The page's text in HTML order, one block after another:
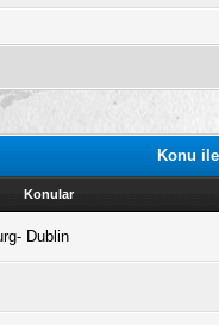
Konu
Konular
Dublin